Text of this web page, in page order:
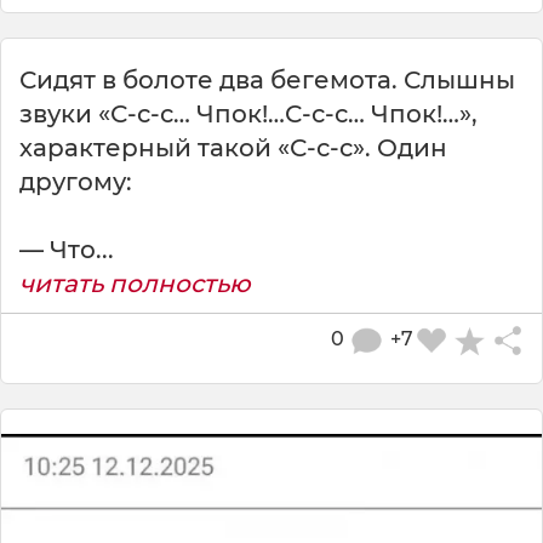
Сидят в болоте два бегемота. Слышны
звуки «С-с-с… Чпок!…С-с-с… Чпок!…»,
характерный такой «С-с-с». Один
другому:
— Что...
читать полностью
+7
0